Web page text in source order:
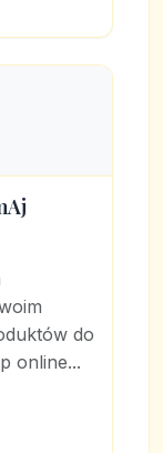
do
online...